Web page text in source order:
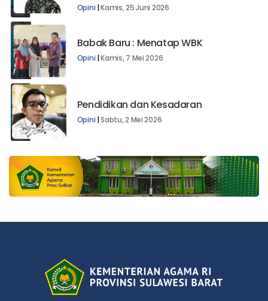
Opini |Kamis, 25 Juni 2026
Babak Baru : Menatap WBK
Opini |Kamis, 7 Mei 2026
Pendidikan dan Kesadaran
Opini |Sabtu, 2 Mei 2026